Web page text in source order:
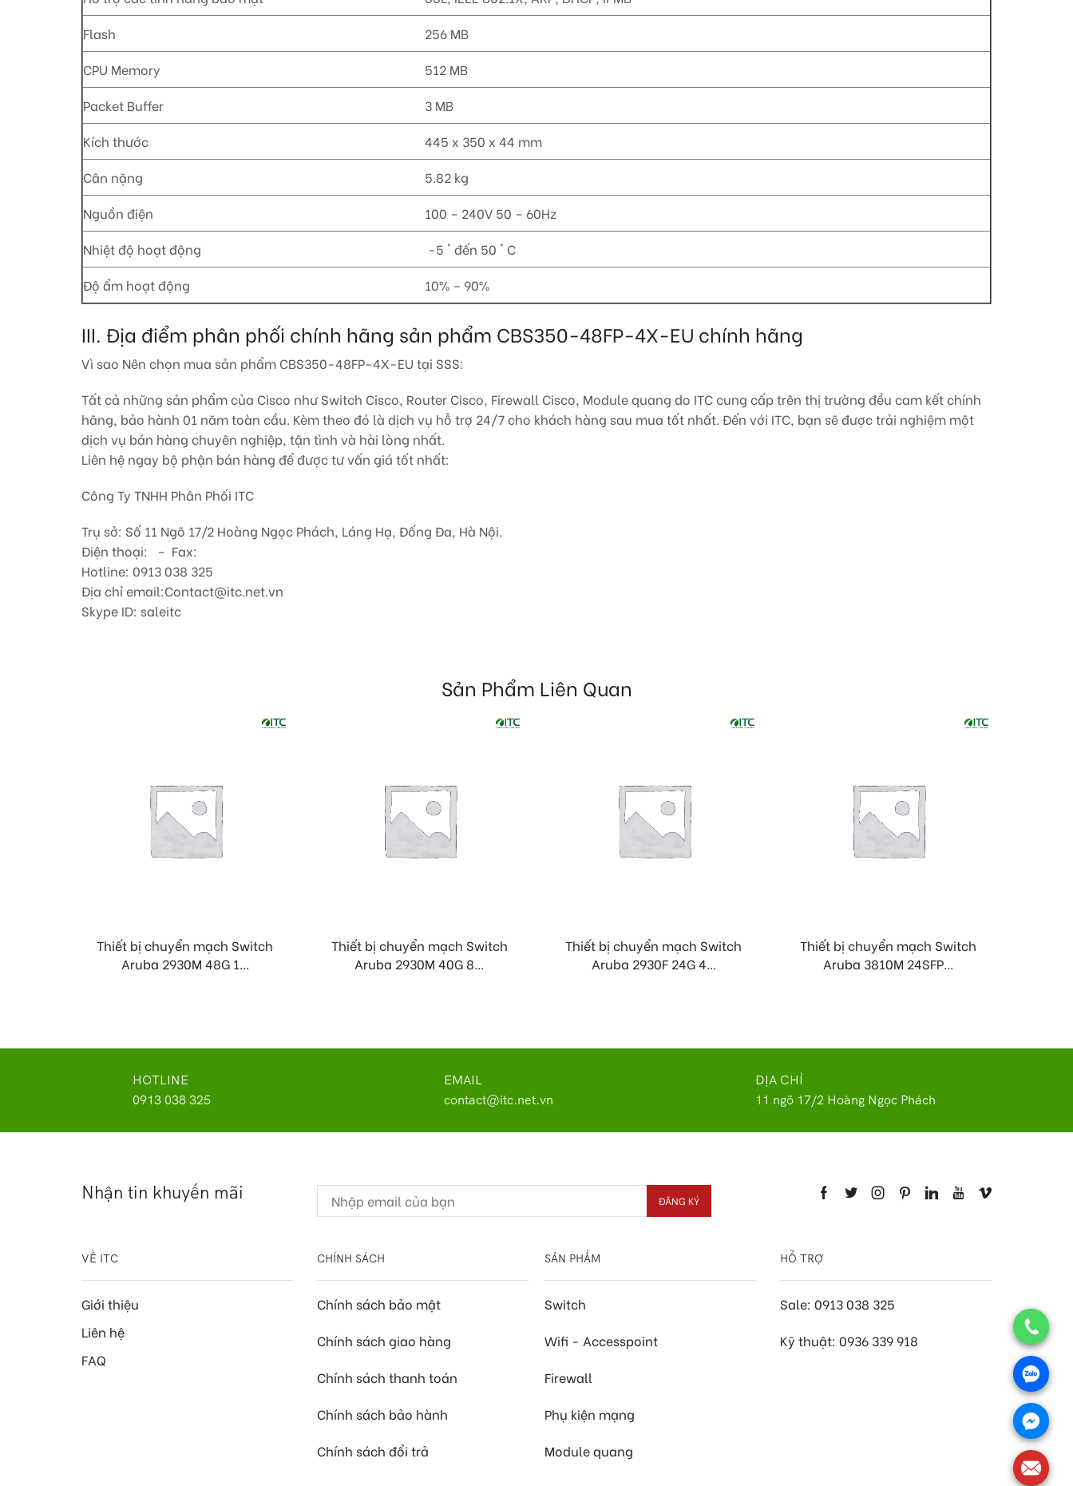
Flash
256 MB
CPU Memory
512 MB
Packet Buffer
3 MB
Kích thước
445 x 350 x 44 mm
Cân nặng
5.82 kg
Nguồn điện
100 – 240V 50 – 60Hz
Nhiệt độ hoạt động
-5 ° đến 50 ° C
Độ ẩm hoạt động
10% – 90%
III. Địa điểm phân phối chính hãng sản phẩm CBS350-48FP-4X-EU chính hãng
Vì sao Nên chọn mua sản phẩm CBS350-48FP-4X-EU tại SSS:
Tất cả những sản phẩm của Cisco như Switch Cisco, Router Cisco, Firewall Cisco, Module quang do ITC cung cấp trên thị trường đều cam kết chính
hãng, bảo hành 01 năm toàn cầu. Kèm theo đó là dịch vụ hỗ trợ 24/7 cho khách hàng sau mua tốt nhất. Đến với ITC, bạn sẽ được trải nghiệm một
dịch vụ bán hàng chuyên nghiệp, tận tình và hài lòng nhất.
Liên hệ ngay bộ phận bán hàng để được tư vấn giá tốt nhất:
Công Ty TNHH Phân Phối ITC
Trụ sở: Số 11 Ngõ 17/2 Hoàng Ngọc Phách, Láng Hạ, Đống Đa, Hà Nội.
Điện thoại: – Fax:
Hotline: 0913 038 325
Địa chỉ email:Contact@itc.net.vn
Skype ID: saleitc
Sản Phẩm Liên Quan
Thiết bị chuyển mạch Switch
Aruba 2930M 48G 1...
Thiết bị chuyển mạch Switch
Aruba 2930M 40G 8...
Thiết bị chuyển mạch Switch
Aruba 2930F 24G 4...
Thiết bị chuyển mạch Switch
Aruba 3810M 24SFP...
HOTLINE
0913 038 325
EMAIL
contact@itc.net.vn
ĐỊA CHỈ
11 ngõ 17/2 Hoàng Ngọc Phách
Nhận tin khuyến mãi
VỀ ITC
Giới thiệu
Liên hệ
FAQ
CHÍNH SÁCH
Chính sách bảo mật
Chính sách giao hàng
Chính sách thanh toán
Chính sách bảo hành
Chính sách đổi trả
SẢN PHẨM
Switch
Wifi - Accesspoint
Firewall
Phụ kiện mạng
Module quang
HỖ TRỢ
Sale: 0913 038 325
Kỹ thuật: 0936 339 918